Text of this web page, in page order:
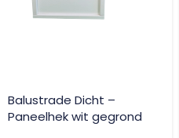
Balustrade Dicht –
Paneelhek wit gegrond